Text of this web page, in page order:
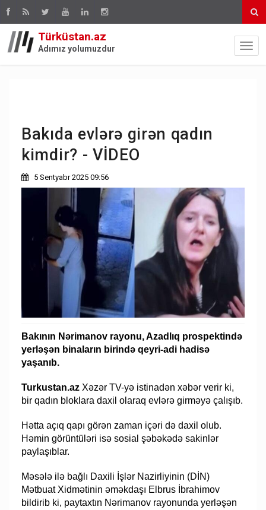
Türküstan.az
Adımız yolumuzdur
Bakıda evlərə girən qadın
kimdir? - VİDEO
5 Sentyabr 2025 09:56
Bakının Nərimanov rayonu, Azadlıq prospektində
yerləşən binaların birində qeyri-adi hadisə
yaşanıb.
Turkustan.az Xəzər TV-yə istinadən xəbər verir ki,
bir qadın bloklara daxil olaraq evlərə girməyə çalışıb.
Hətta açıq qapı görən zaman içəri də daxil olub.
Həmin görüntüləri isə sosial şəbəkədə sakinlər
paylaşıblar.
Məsələ ilə bağlı Daxili İşlər Nazirliyinin (DİN)
Mətbuat Xidmətinin əməkdaşı Elbrus İbrahimov
bildirib ki, paytaxtın Nərimanov rayonunda yerləşən